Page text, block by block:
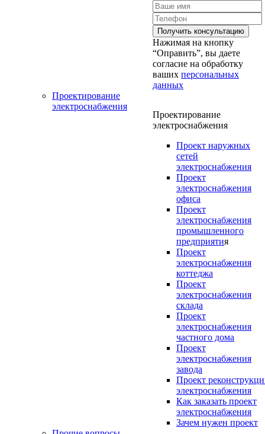
Нажимая на кнопку
“Оправить”, вы даете
согласие на обработку
ваших персональных
данных
Проектирование
электроснабжения
Проектирование
электроснабжения
Проект наружных
сетей
электроснабжения
Проект
электроснабжения
офиса
Проект
электроснабжения
промышленного
предприятия
Проект
электроснабжения
коттеджа
Проект
электроснабжения
склада
Проект
электроснабжения
частного дома
Проект
электроснабжения
завода
Проект
электроснабжения
Как заказать проект
электроснабжения
Зачем нужен проект